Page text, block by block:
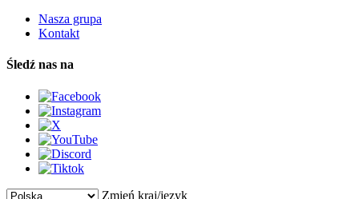
Nasza grupa
Kontakt
Śledź nas na
Zmień kraj/język